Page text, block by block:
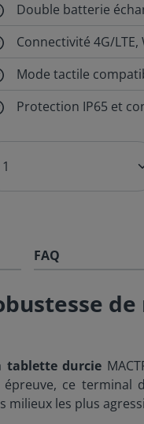
Double batterie
Connectivité 4G/LTE,
Mode tactile
Protection IP65 et
FAQ
tablette durcie
ce
milieux les plus